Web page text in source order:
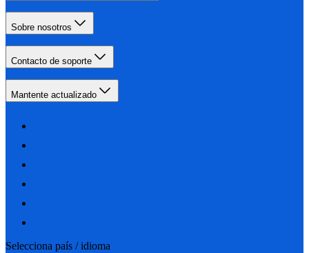
Sobre nosotros
Contacto de soporte
Mantente actualizado
Selecciona país / idioma